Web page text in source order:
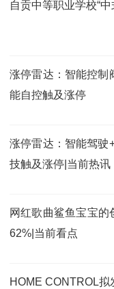
自贡中等职业学校“
涨停雷达：智能控制
能自控触及涨停
涨停雷达：智能驾驶
技触及涨停|当前热讯
网红歌曲鲨鱼宝宝
62%|当前看点
HOME CONTROL